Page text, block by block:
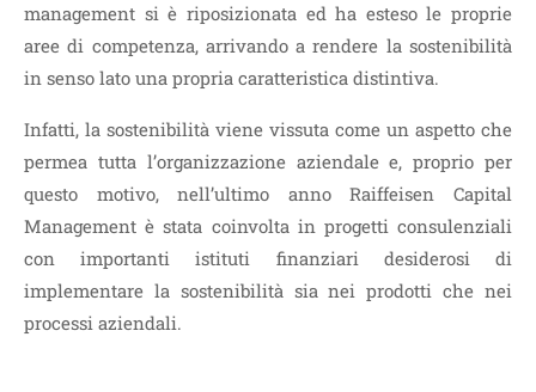
management si è riposizionata ed ha esteso le proprie
aree di competenza, arrivando a rendere la sostenibilità
in senso lato una propria caratteristica distintiva.
Infatti, la sostenibilità viene vissuta come un aspetto che
permea tutta l’organizzazione aziendale e, proprio per
questo motivo, nell’ultimo anno Raiffeisen Capital
Management è stata coinvolta in progetti consulenziali
con importanti istituti finanziari desiderosi di
implementare la sostenibilità sia nei prodotti che nei
processi aziendali.